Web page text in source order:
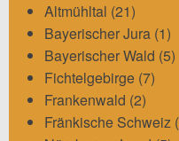
Altmühltal (21)
Bayerischer Jura (1)
Bayerischer Wald (5)
Fichtelgebirge (7)
Frankenwald (2)
Fränkische Schweiz